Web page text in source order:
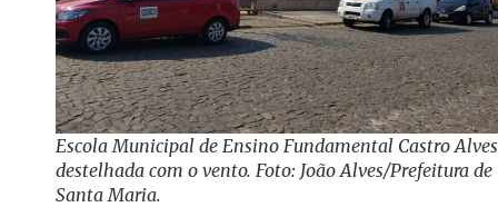
Escola Municipal de Ensino Fundamental Castro
destelhada com o vento. Foto: João Alves/Prefeitura de
Santa Maria.